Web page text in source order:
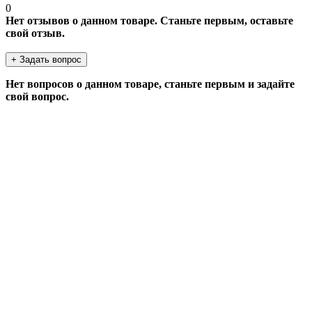
0
Нет отзывов о данном товаре. Станьте первым, оставьте
свой отзыв.
+ Задать вопрос
Нет вопросов о данном товаре, станьте первым и задайте
свой вопрос.